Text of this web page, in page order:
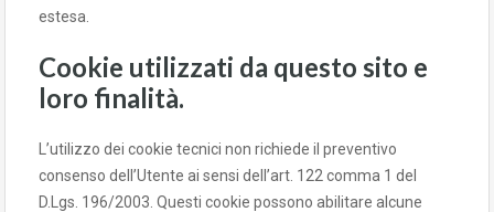
estesa.
Cookie utilizzati da questo sito e
loro finalità.
L’utilizzo dei cookie tecnici non richiede il preventivo
consenso dell’Utente ai sensi dell’art. 122 comma 1 del
D.Lgs. 196/2003. Questi cookie possono abilitare alcune